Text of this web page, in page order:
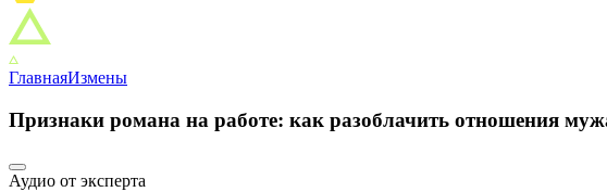
ГлавнаяИзмены
Признаки романа на работе: как разоблачить отношения
Аудио от эксперта